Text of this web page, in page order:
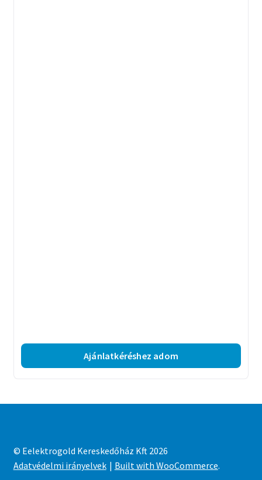
Ajánlatkéréshez adom
© Eelektrogold Kereskedőház Kft 2026
Adatvédelmi irányelvek
Built with WooCommerce.